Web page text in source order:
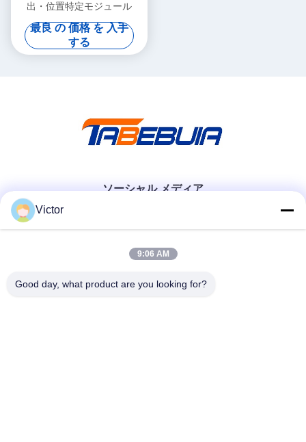
出・位置特定モジュール
最良 の 価格 を 入手
する
ソーシャル メディア
迅速な連絡
Victor
9:06 AM
Good day, what product are you looking for?